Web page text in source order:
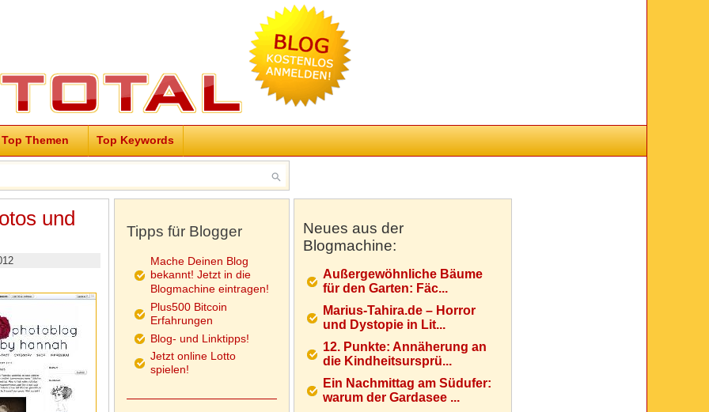
Top Themen Top Keywords
und
Neues aus der
Blogmachine:
Außergewöhnliche Bäume
für den Garten: Fäc...
Marius-Tahira.de – Horror
und Dystopie in Lit...
12. Punkte: Annäherung an
die Kindheitsursprü...
Ein Nachmittag am Südufer:
warum der Gardasee ...
Tipps für Blogger
Mache Deinen Blog
bekannt! Jetzt in die
Blogmachine eintragen!
Plus500 Bitcoin
Erfahrungen
Blog- und Linktipps!
Jetzt online Lotto
spielen!